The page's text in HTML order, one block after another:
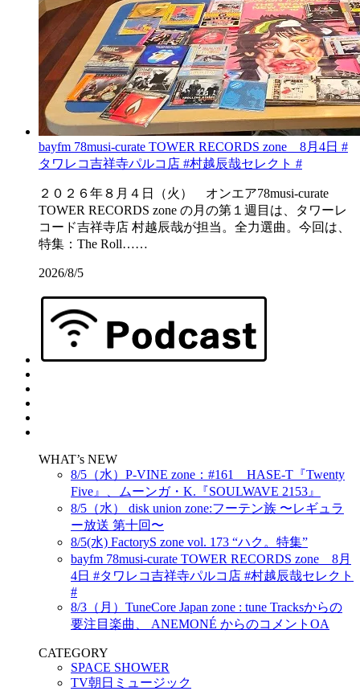
bayfm 78musi-curate TOWER RECORDS zone 8月4日 #
タワレコ吉祥寺パルコ店 #村越辰哉セレクト #
２０２６年８月４日（火） オンエア78musi-curate
TOWER RECORDS zone の月の第１週目は、タワーレ
コード吉祥寺店 村越辰哉が担当。全力選曲。今回は、
特集：The Roll……
2026/8/5
WHAT’s NEW
8/5（水）P-VINE zone：#161 HASE-T『Twenty
Five』、ムーンガ・K.『SOULWAVE 2153』
8/5（水） disk union zone:フーテン族 〜レギュラ
ー放送 第十回〜
8/5(水) FactoryS zone vol. 173 “ハク。特集”
bayfm 78musi-curate TOWER RECORDS zone 8月
4日 #タワレコ吉祥寺パルコ店 #村越辰哉セレクト
#
8/3（月）TuneCore Japan zone : tune Tracksからの
要注目楽曲、 ANEMONÉ からのコメントOA
CATEGORY
SPACE SHOWER
TV朝日ミュージック